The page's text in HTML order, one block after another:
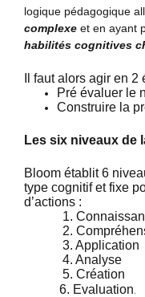
logique pédagogique
complexe et en ayant
habilités cognitives
Il faut alors agir en 2
Pré évaluer le
Construire la
Les six niveaux de
Bloom établit 6
type cognitif et fixe
d’actions :
1.
2.
3. Application
4. Analyse
5. Création
6. Evaluation